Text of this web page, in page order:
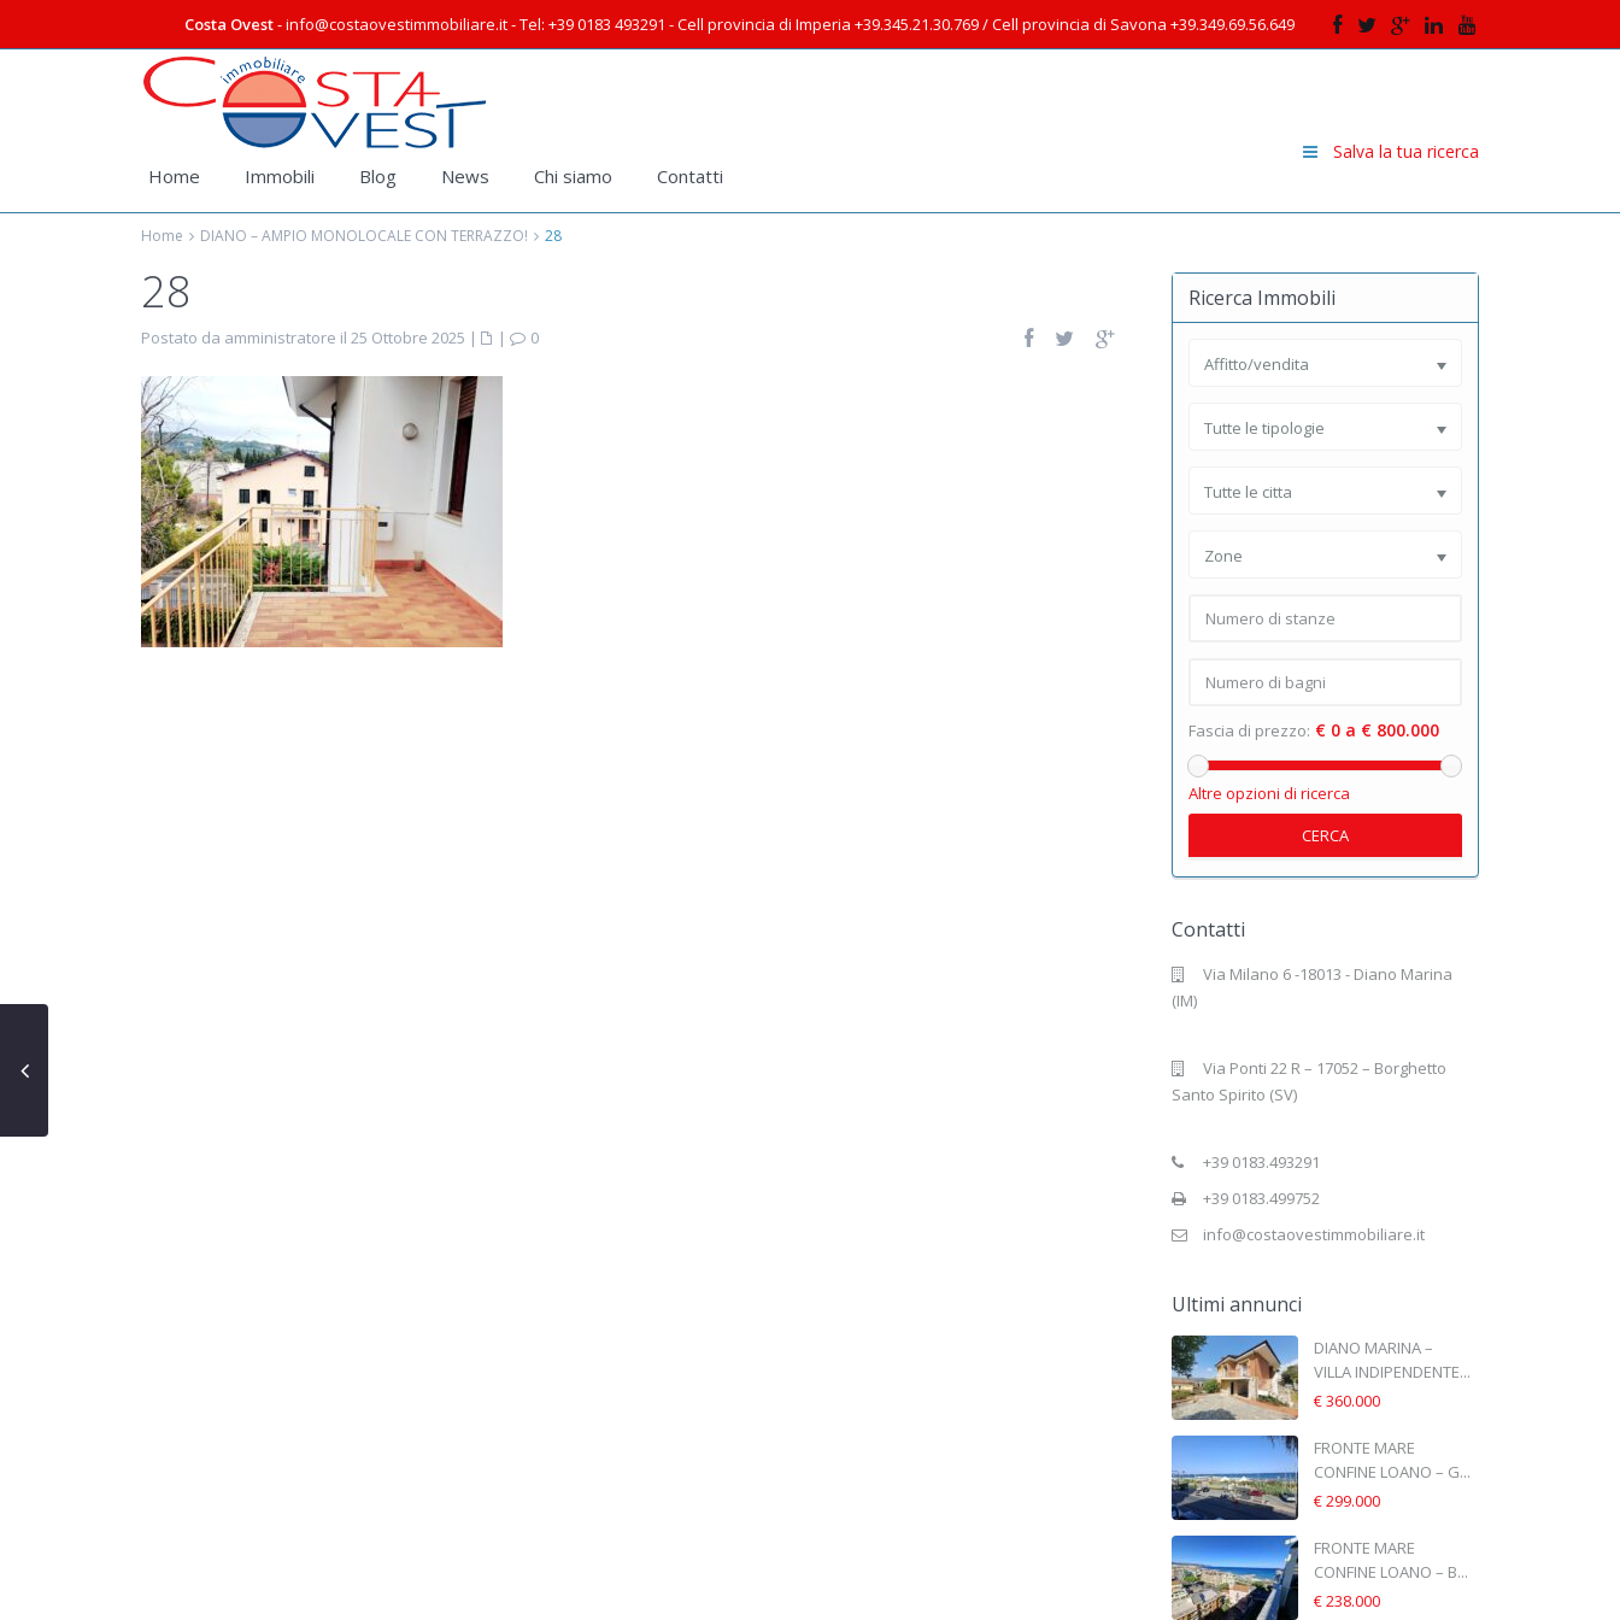
Costa Ovest- info@costaovestimmobiliare.it - Tel: +39 0183 493291 - Cell provincia di Imperia +39.345.21.30.769 / Cell provincia di Savona +39.349.69.56.649
Salva la tua ricerca
Home Immobili Blog News Chi siamo Contatti
Home DIANO – AMPIO MONOLOCALE CON TERRAZZO! 28
28
Postato da amministratore il 25 Ottobre 2025 | | 0
Ricerca Immobili
Affitto/vendita
Tutte le tipologie
Tutte le citta
Zone
Fascia di prezzo: € 0 a € 800.000
Altre opzioni di ricerca
CERCA
Contatti
Via Milano 6 -18013 - Diano Marina
(IM)
Via Ponti 22 R – 17052 – Borghetto
Santo Spirito (SV)
+39 0183.493291
+39 0183.499752
info@costaovestimmobiliare.it
Ultimi annunci
DIANO MARINA –
VILLA INDIPENDENTE...
€ 360.000
FRONTE MARE
CONFINE LOANO – G...
€ 299.000
FRONTE MARE
CONFINE LOANO – B...
€ 238.000